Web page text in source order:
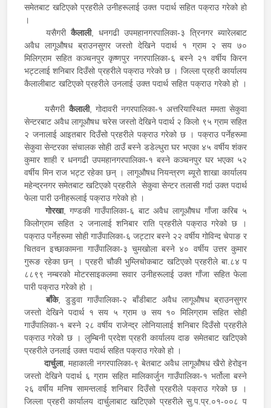
समेतबाट खटिएको प्रहरीले उनीहरूलाई उक्त पदार्थ सहित पक्राउ गरेको हो
।
यसैगरीकैलाली, धनगढी उपमहानगरपालिका-३ त्रिनगर ब्यारेलबाट
अवैध लागूऔषध ब्राउनसुगर जस्तो देखिने पदार्थ १ ग्राम २ सय ७०
मिलिग्राम सहित कञ्चनपुर कृष्णपुर नगरपालिका-६ बस्ने २१ वर्षीय किरन
भट्टलाई शनिबार दिउँसो प्रहरीले पक्राउ गरेको छ । जिल्ला प्रहरी कार्यालय
कैलालीबाट खटिएको प्रहरीले उनलाई उक्त पदार्थ सहित पक्राउ गरेको हो ।
यसैगरीकैलाली, गोदावरी नगरपालिका-१ अत्तरियास्थित ममता सेकुवा
सेन्टरबाट अवैध लागूऔषध चरेस जस्तो देखिने पदार्थ २ किलो ९५ ग्राम सहित
२ जनालाई आइतबार दिउँसो प्रहरीले पक्राउ गरेको छ । पक्राउ पर्नेहरूमा
सेकुवा सेन्टरका संचालक सोही ठाउँ बस्ने डडेल्धुरा घर भएका ४५ वर्षीय शंकर
कुमार शाही र धनगढी उपमहानगरपालिका-१ बस्ने कञ्चनपुर घर भएका ५२
वर्षीय मिन राज भट्ट रहेका छन् । लागूऔषध नियन्त्रण ब्यूरो शाखा कार्यालय
महेन्द्रनगर समेतबाट खटिएको प्रहरीले सेकुवा सेन्टर तलासी गर्दा उक्त पदार्थ
फेला पारी उनीहरूलाई पक्राउ गरेको हो ।
गोरखा, गण्डकी गाउँपालिका-६ बाट अवैध लागूऔषध गाँजा करिब ५
किलोग्राम सहित २ जनालाई शनिबार राति प्रहरीले पक्राउ गरेको छ ।
पक्राउ पर्नेहरूमा सोही गाउँपालिका-६ जट्टार बस्ने २२ वर्षीय गोविन्द चेपाङ र
चितवन इच्छाकामना गाउँपालिका-३ चुमखोला बस्ने ४० वर्षीय उत्तर कुमार
गुरूङ रहेका छन् । प्रहरी चौकी भुम्लिचोकबाट खटिएको प्रहरीले बा.८४ प
८८९९ नम्बरको मोटरसाइकलमा सवार उनीहरूलाई उक्त गाँजा सहित फेला
पारी पक्राउ गरेको हो ।
बाँके, डुडुवा गाउँपालिका-२ बाँडीबाट अवैध लागूऔषध ब्राउनसुगर
जस्तो देखिने पदार्थ १ सय ५ ग्राम ७ सय १० मिलिग्राम सहित सोही
गाउँपालिका-१ बस्ने २८ वर्षीय राजेन्द्र लोनियालाई शनिबार दिउँसो प्रहरीले
पक्राउ गरेको छ । लुम्बिनी प्रदेश प्रहरी कार्यालय दाङ समेतबाट खटिएको
प्रहरीले उनलाई उक्त पदार्थ सहित पक्राउ गरेको हो ।
दार्चुला, महाकाली नगरपालिका-९ बेतबाट अवैध लागूऔषध खैरो हेरोइन
जस्तो देखिने पदार्थ ६ ग्राम सहित मालिकार्जुन गाउँपालिका-१ भर्तोला बस्ने
२६ वर्षीय मनिष सामन्तलाई शनिबार दिउँसो प्रहरीले पक्राउ गरेको छ ।
जिल्ला प्रहरी कार्यालय दार्चुलाबाट खटिएको प्रहरीले सु.प.प्र.०१-००८ प